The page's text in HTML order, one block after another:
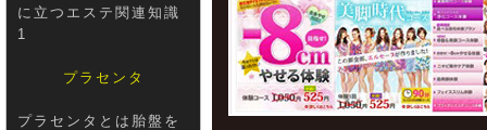
に立つエステ関連知識
1
プラセンタ
プラセンタとは胎盤を